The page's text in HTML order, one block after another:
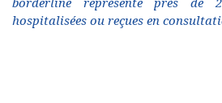
borderline représente près de
hospitalisées ou reçues en